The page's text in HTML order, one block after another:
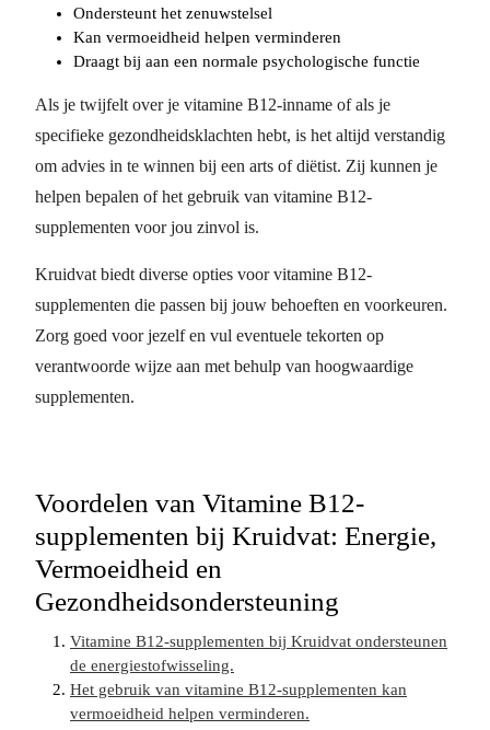
Ondersteunt het zenuwstelsel
Kan vermoeidheid helpen verminderen
Draagt bij aan een normale psychologische functie
Als je twijfelt over je vitamine B12-inname of als je
specifieke gezondheidsklachten hebt, is het altijd verstandig
om advies in te winnen bij een arts of diëtist. Zij kunnen je
helpen bepalen of het gebruik van vitamine B12-
supplementen voor jou zinvol is.
Kruidvat biedt diverse opties voor vitamine B12-
supplementen die passen bij jouw behoeften en voorkeuren.
Zorg goed voor jezelf en vul eventuele tekorten op
verantwoorde wijze aan met behulp van hoogwaardige
supplementen.
Voordelen van Vitamine B12-
supplementen bij Kruidvat: Energie,
Vermoeidheid en
Gezondheidsondersteuning
Vitamine B12-supplementen bij Kruidvat ondersteunen
de energiestofwisseling.
Het gebruik van vitamine B12-supplementen kan
vermoeidheid helpen verminderen.